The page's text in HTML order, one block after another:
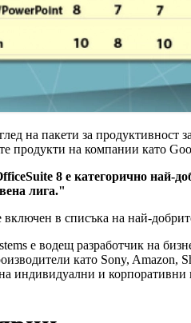
на пакети за
продукти на компании като
8 е категорично най-
лига."
включен в списъка на най-
е водещ разработчик на
като Sony,
индивидуални и корпоративни